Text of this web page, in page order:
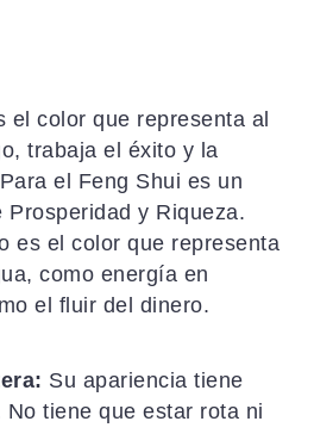
el color que representa al
trabaja el éxito y la
el Feng Shui es un
Prosperidad y Riqueza.
es el color que representa
como energía en
el fluir del dinero.
Su apariencia tiene
tiene que estar rota ni